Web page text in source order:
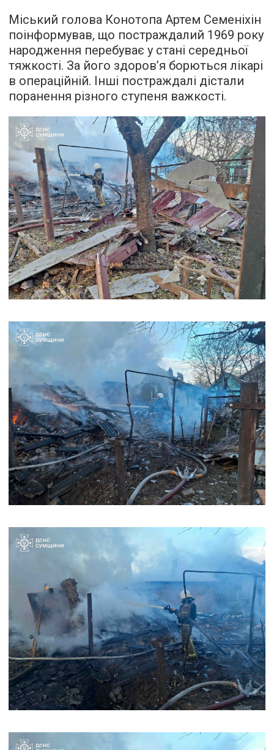
Міський голова Конотопа Артем Семеніхін
поінформував, що постраждалий 1969 року
народження перебуває у стані середньої
тяжкості. За його здоров’я борються лікарі
в операційній. Інші постраждалі дістали
поранення різного ступеня важкості.